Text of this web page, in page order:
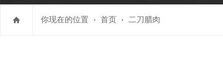
你现在的位置 首页 二刀腊肉